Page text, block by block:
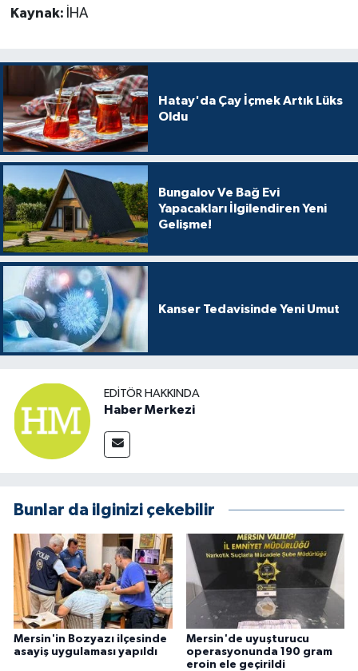
Kaynak: İHA
Hatay'da Çay İçmek Artık Lüks
Oldu
Bungalov Ve Bağ Evi
Yapacakları İlgilendiren Yeni
Gelişme!
Kanser Tedavisinde Yeni Umut
EDITÖR HAKKINDA
Haber Merkezi
Bunlar da ilginizi çekebilir
Mersin'in Bozyazı ilçesinde
asayiş uygulaması yapıldı
Mersin'de uyuşturucu
operasyonunda 190 gram
eroin ele geçirildi